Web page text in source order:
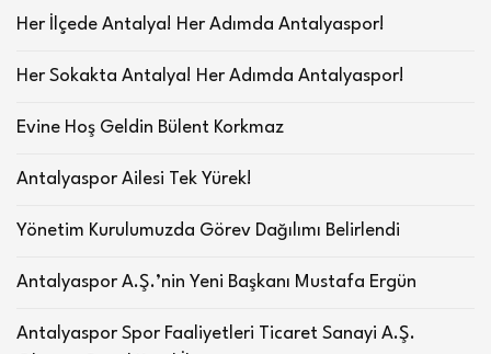
Her İlçede Antalya! Her Adımda Antalyaspor!
Her Sokakta Antalya! Her Adımda Antalyaspor!
Evine Hoş Geldin Bülent Korkmaz
Antalyaspor Ailesi Tek Yürek!
Yönetim Kurulumuzda Görev Dağılımı Belirlendi
Antalyaspor A.Ş.’nin Yeni Başkanı Mustafa Ergün
Antalyaspor Spor Faaliyetleri Ticaret Sanayi A.Ş.